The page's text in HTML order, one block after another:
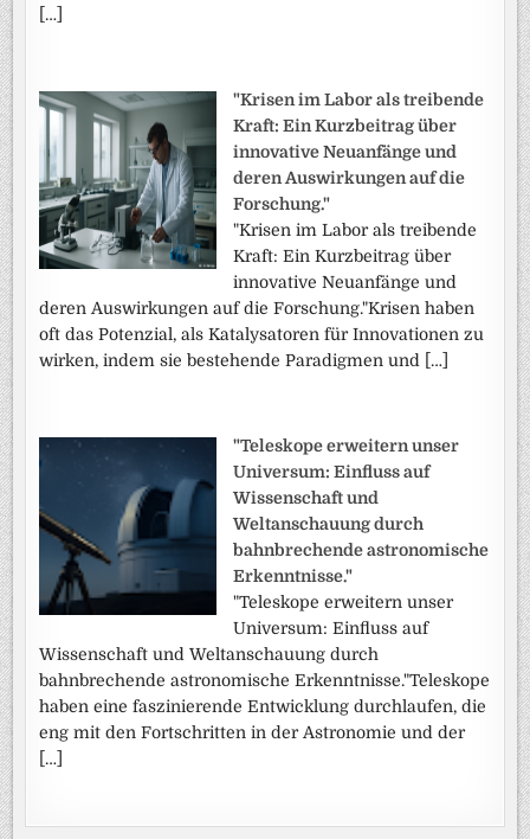
[…]
"Krisen im Labor als treibende
Kraft: Ein Kurzbeitrag über
innovative Neuanfänge und
deren Auswirkungen auf die
Forschung."
"Krisen im Labor als treibende
Kraft: Ein Kurzbeitrag über
innovative Neuanfänge und
deren Auswirkungen auf die Forschung."Krisen haben
oft das Potenzial, als Katalysatoren für Innovationen zu
wirken, indem sie bestehende Paradigmen und […]
"Teleskope erweitern unser
Universum: Einfluss auf
Wissenschaft und
Weltanschauung durch
bahnbrechende astronomische
Erkenntnisse."
"Teleskope erweitern unser
Universum: Einfluss auf
Wissenschaft und Weltanschauung durch
bahnbrechende astronomische Erkenntnisse."Teleskope
haben eine faszinierende Entwicklung durchlaufen, die
eng mit den Fortschritten in der Astronomie und der
[…]